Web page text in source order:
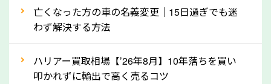
車検の満了日
内装や外装の状態
定を行い高価買取価格をつけやすくなります。
亡くなった方の車の名義変更｜15日過ぎでも迷
わず解決する方法
ハリアー買取相場【’26年8月】10年落ちを買い
叩かれずに輸出で高く売るコツ